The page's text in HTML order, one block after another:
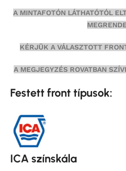
A MINTAFOTÓN LÁTHATÓTÓL
KÉRJÜK A VÁLASZTOTT
A MEGJEGYZÉS ROVATBAN
Festett front típusok:
ICA színskála